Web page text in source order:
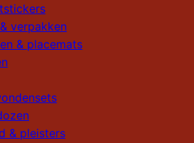
verpakken
& placemats
& pleisters